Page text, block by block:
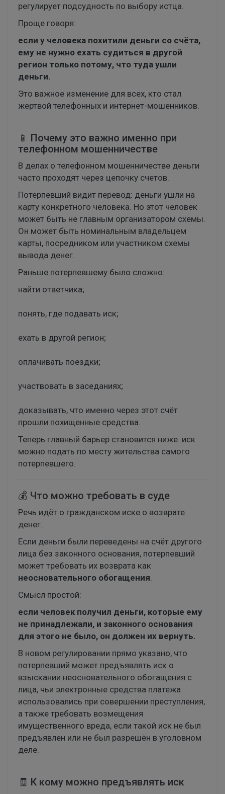
регулирует подсудность по выбору истца.
Проще говоря:
если у человека похитили деньги со счёта,
ему не нужно ехать судиться в другой
регион только потому, что туда ушли
деньги.
Это важное изменение для всех, кто стал
жертвой телефонных и интернет-мошенников.
📱 Почему это важно именно при
телефонном мошенничестве
В делах о телефонном мошенничестве деньги
часто проходят через цепочку счетов.
Потерпевший видит перевод: деньги ушли на
карту конкретного человека. Но этот человек
может быть не главным организатором схемы.
Он может быть номинальным владельцем
карты, посредником или участником схемы
вывода денег.
Раньше потерпевшему было сложно:
найти ответчика;
понять, где подавать иск;
ехать в другой регион;
оплачивать поездки;
участвовать в заседаниях;
доказывать, что именно через этот счёт
прошли похищенные средства.
Теперь главный барьер становится ниже: иск
можно подать по месту жительства самого
потерпевшего.
💰 Что можно требовать в суде
Речь идёт о гражданском иске о возврате
денег.
Если деньги были переведены на счёт другого
лица без законного основания, потерпевший
может требовать их возврата как
неосновательного обогащения.
Смысл простой:
если человек получил деньги, которые ему
не принадлежали, и законного основания
для этого не было, он должен их вернуть.
В новом регулировании прямо указано, что
потерпевший может предъявлять иск о
взыскании неосновательного обогащения с
лица, чьи электронные средства платежа
использовались при совершении преступления,
а также требовать возмещения
имущественного вреда, если такой иск не был
предъявлен или не был разрешён в уголовном
деле.
🧾 К кому можно предъявлять иск